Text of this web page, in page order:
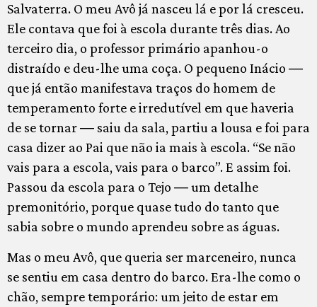
Salvaterra. O meu Avô já nasceu lá e por lá cresceu.
Ele contava que foi à escola durante três dias. Ao
terceiro dia, o professor primário apanhou-o
distraído e deu-lhe uma coça. O pequeno Inácio ―
que já então manifestava traços do homem de
temperamento forte e irredutível em que haveria
de se tornar ― saiu da sala, partiu a lousa e foi para
casa dizer ao Pai que não ia mais à escola. “Se não
vais para a escola, vais para o barco”. E assim foi.
Passou da escola para o Tejo ― um detalhe
premonitório, porque quase tudo do tanto que
sabia sobre o mundo aprendeu sobre as águas.
Mas o meu Avô, que queria ser marceneiro, nunca
se sentiu em casa dentro do barco. Era-lhe como o
chão, sempre temporário: um jeito de estar em